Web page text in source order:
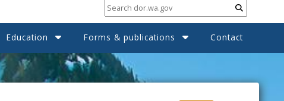
Submit
Education Forms & publications Contact